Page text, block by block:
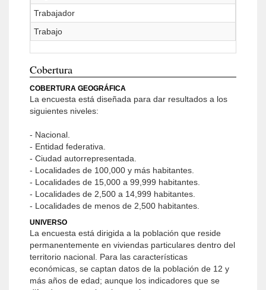
Trabajador
Trabajo
Cobertura
COBERTURA GEOGRÁFICA
La encuesta está diseñada para dar resultados a los
siguientes niveles:
- Nacional.
- Entidad federativa.
- Ciudad autorrepresentada.
- Localidades de 100,000 y más habitantes.
- Localidades de 15,000 a 99,999 habitantes.
- Localidades de 2,500 a 14,999 habitantes.
- Localidades de menos de 2,500 habitantes.
UNIVERSO
La encuesta está dirigida a la población que reside
permanentemente en viviendas particulares dentro del
territorio nacional. Para las características
económicas, se captan datos de la población de 12 y
más años de edad; aunque los indicadores que se